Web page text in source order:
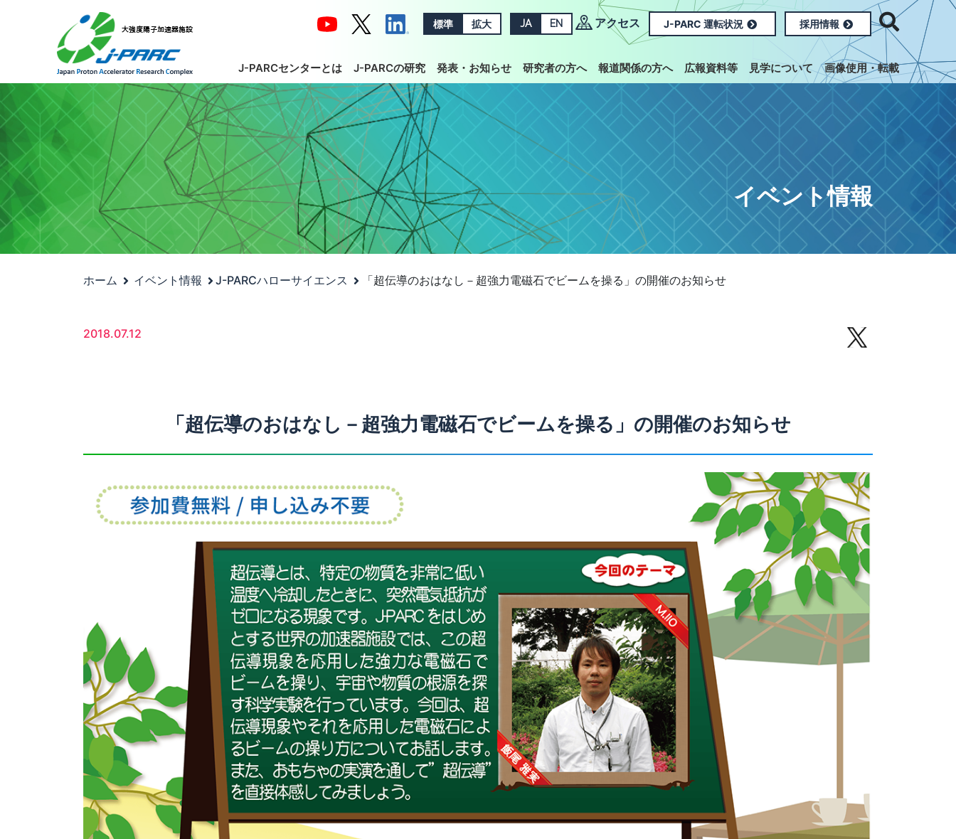
標準 拡大 JA EN アクセス J-PARC 運転状況 採用情報
J-PARCセンターとは J-PARCの研究 発表・お知らせ 研究者の方へ 報道関係の方へ 広報資料等 見学について 画像使用・転載
イベント情報
ホーム イベント情報 J-PARCハローサイエンス 「超伝導のおはなし－超強力電磁石でビームを操る」の開催のお知らせ
2018.07.12
「超伝導のおはなし－超強力電磁石でビームを操る」の開催のお知らせ